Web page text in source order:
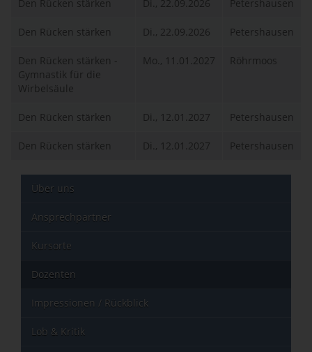
Den Rücken stärken Di., 22.09.2026 Petershausen
Den Rücken stärken Di., 22.09.2026 Petershausen
Den Rücken stärken -
Gymnastik für die
Wirbelsäule
Mo., 11.01.2027 Röhrmoos
Den Rücken stärken Di., 12.01.2027 Petershausen
Den Rücken stärken Di., 12.01.2027 Petershausen
Über uns
Ansprechpartner
Kursorte
Dozenten
Impressionen / Rückblick
Lob & Kritik